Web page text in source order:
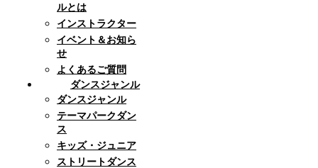
ルとは
インストラクター
イベント＆お知ら
せ
よくあるご質問
ダンスジャンル
ダンスジャンル
テーマパークダン
ス
キッズ・ジュニア
ストリートダンス